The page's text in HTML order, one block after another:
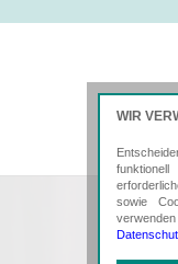
WIR
sowie
verwenden